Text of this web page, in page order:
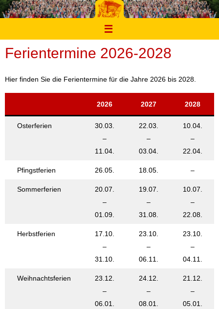
Zum
Inhalt
Ferientermine 2026-2028
Hier finden Sie die Ferientermine für die Jahre 2026 bis 2028.
2026 2027 2028
Osterferien
30.03.
–
11.04.
22.03.
–
03.04.
10.04.
–
22.04.
Pfingstferien 26.05. 18.05. –
Sommerferien
20.07.
–
01.09.
19.07.
–
31.08.
10.07.
–
22.08.
Herbstferien
17.10.
–
31.10.
23.10.
–
06.11.
23.10.
–
04.11.
Weihnachtsferien
23.12.
–
06.01.
24.12.
–
08.01.
21.12.
–
05.01.